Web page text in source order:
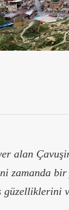
alan
zamanda bir